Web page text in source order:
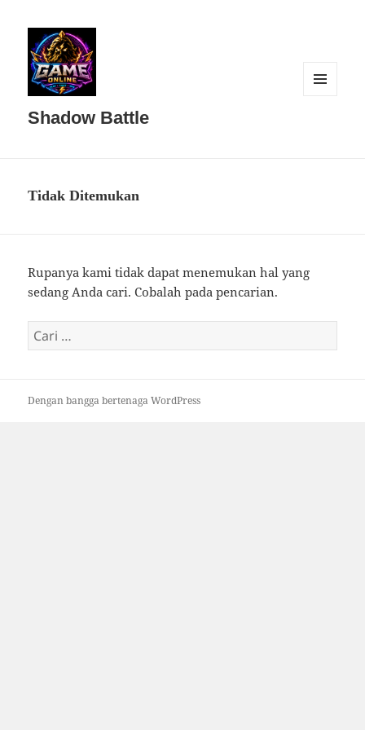
Shadow Battle
Tidak Ditemukan
Rupanya kami tidak dapat menemukan hal yang
sedang Anda cari. Cobalah pada pencarian.
Cari
untuk:
Dengan bangga bertenaga WordPress